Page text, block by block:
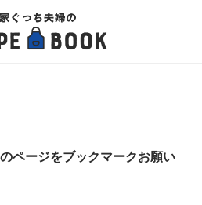
ページをブックマークお願い